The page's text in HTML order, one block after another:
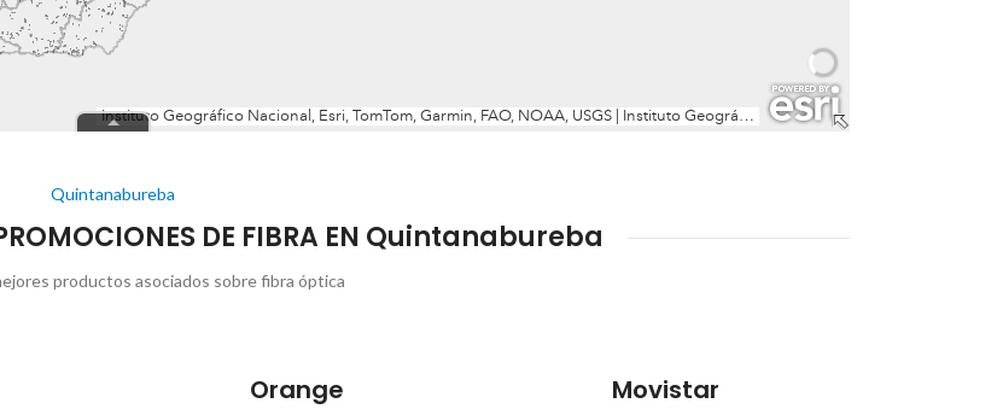
Quintanabureba
PROMOCIONES DE FIBRA EN Quintanabureba
productos asociados sobre fibra óptica
Orange Movistar